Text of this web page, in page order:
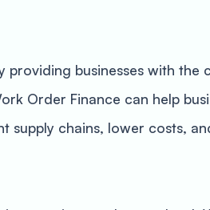
providing businesses with the
Order Finance can help
supply chains, lower costs,